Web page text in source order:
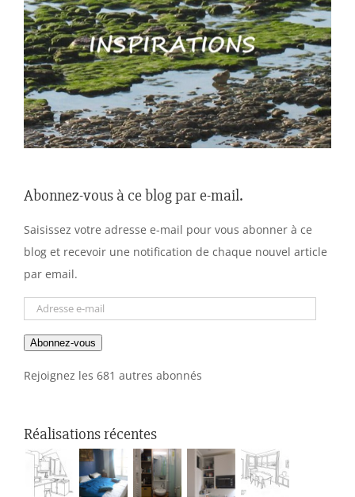
Abonnez-vous à ce blog par e-mail.
Saisissez votre adresse e-mail pour vous abonner à ce
blog et recevoir une notification de chaque nouvel article
par email.
Adresse
mail
Abonnez-vous
Rejoignez les 681 autres abonnés
Réalisations récentes